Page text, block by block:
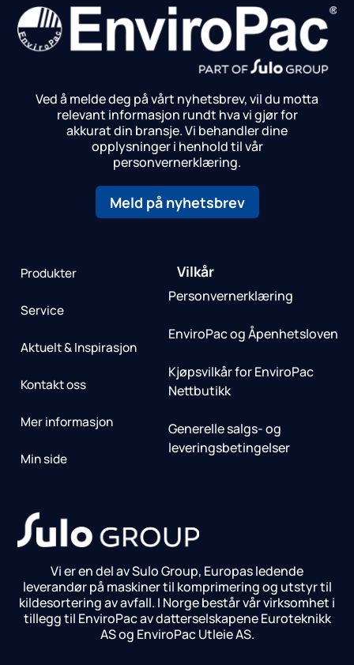
Ved å melde deg på vårt nyhetsbrev, vil du motta
relevant informasjon rundt hva vi gjør for
akkurat din bransje.Vi behandler dine
opplysninger i henhold til vår
personvernerklæring.
Meld på nyhetsbrev
Produkter
Service
Aktuelt & Inspirasjon
Kontakt oss
Mer informasjon
Min side
Vilkår
Personvernerklæring
EnviroPac og Åpenhetsloven
Kjøpsvilkår for EnviroPac
Nettbutikk
Generelle salgs- og
leveringsbetingelser
Vi er en del av Sulo Group, Europas ledende
leverandør på maskiner til komprimering og utstyr til
kildesortering av avfall. I Norge består vår virksomhet i
tillegg til EnviroPac av datterselskapene Euroteknikk
AS og EnviroPac Utleie AS.